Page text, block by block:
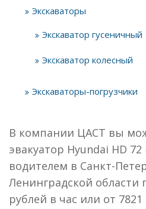
Экскаваторы
Экскаватор гусеничный
Экскаватор колесный
Экскаваторы-погрузчики
В компании ЦАСТ вы
эвакуатор Hyundai HD
водителем в Санкт-
Ленинградской области
рублей в час или от